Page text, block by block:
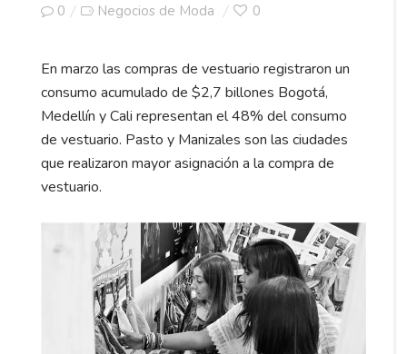
on
0
Negocios de Moda 0
En marzo las compras de vestuario registraron un
consumo acumulado de $2,7 billones Bogotá,
Medellín y Cali representan el 48% del consumo
de vestuario. Pasto y Manizales son las ciudades
que realizaron mayor asignación a la compra de
vestuario.